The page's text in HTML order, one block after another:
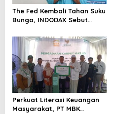
The Fed Kembali Tahan Suku
Bunga, INDODAX Sebut
Sentimen Pasar
Perkuat Literasi Keuangan
Masyarakat, PT MBK